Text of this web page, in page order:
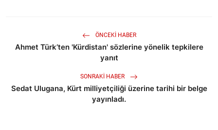
ÖNCEKI HABER
Ahmet Türk’ten 'Kürdistan' sözlerine yönelik tepkilere
yanıt
SONRAKI HABER
Sedat Ulugana, Kürt milliyetçiliği üzerine tarihi bir belge
yayınladı.